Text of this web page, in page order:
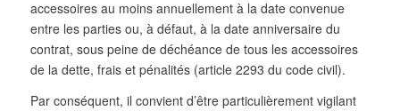
accessoires au moins annuellement à la date convenue
entre les parties ou, à défaut, à la date anniversaire du
contrat, sous peine de déchéance de tous les accessoires
de la dette, frais et pénalités (article 2293 du code civil).
Par conséquent, il convient d’être particulièrement vigilant